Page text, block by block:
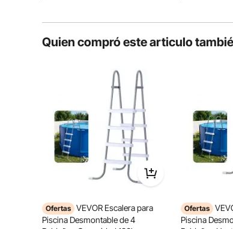
Quien compró este articulo
Ofertas VEVOR Escalera para
Piscina Desmontable de 4
Ofertas
Piscina